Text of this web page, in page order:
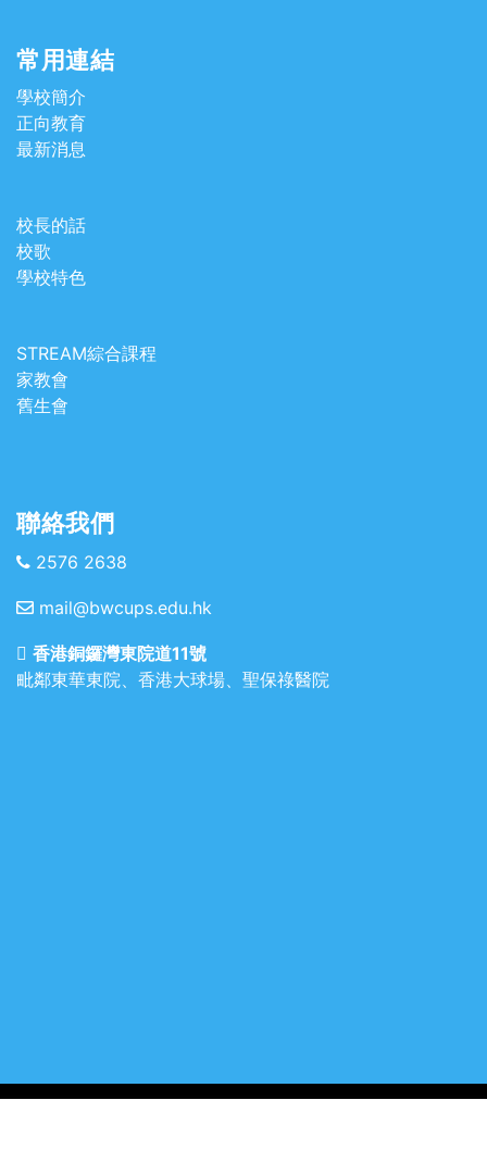
常用連結
學校簡介
正向教育
最新消息
校長的話
校歌
學校特色
STREAM綜合課程
家教會
舊生會
聯絡我們
2576 2638
mail@bwcups.edu.hk
香港銅鑼灣東院道11號
毗鄰東華東院、香港大球場、聖保祿醫院